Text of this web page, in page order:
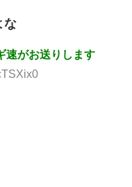
な
速がお送りします